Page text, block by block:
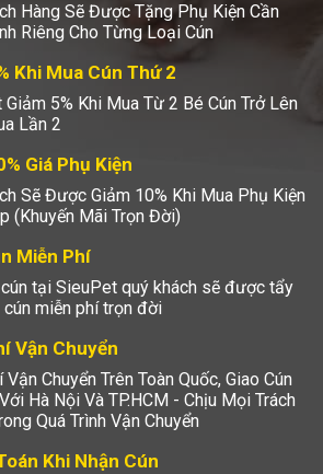
Hàng Sẽ Được Tặng Phụ Kiện Cần
Riêng Cho Từng Loại Cún
Khi Mua Cún Thứ 2
5% Khi Mua Từ 2 Bé Cún Trở Lên
Lần 2
Giá Phụ Kiện
Sẽ Được Giảm 10% Khi Mua Phụ Kiện
(Khuyến Mãi Trọn Đời)
Miễn Phí
cún tại SieuPet quý khách sẽ được tẩy
cún miễn phí trọn đời
Vận Chuyển
Vận Chuyển Trên Toàn Quốc, Giao Cún
Hà Nội Và TP.HCM - Chịu Mọi Trách
Quá Trình Vận Chuyển
Khi Nhận Cún